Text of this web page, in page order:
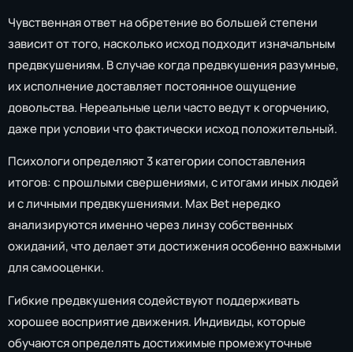
Чувственная ответ на обретение во большей степени
зависит от того, насколько исход подходит изначальным
предвкушениям. В случае когда предвкушения разумные,
их исполнение доставляет постоянное ощущение
довольства. Нереальные цели часто ведут к огорчению,
даже при условии что фактически исход положительный.
Психологи определяют 3 категории сопоставления
итогов: с прошлыми свершениями, с итогами иных людей
и с личными предвкушениями. Max Bet нередко
анализируются именно через линзу собственных
ожиданий, что делает эти достижения особенно важными
для самооценки.
Гибкие предвкушения содействуют поддерживать
хорошее восприятие движения. Индивиды, которые
обучаются определять достижимые промежуточные